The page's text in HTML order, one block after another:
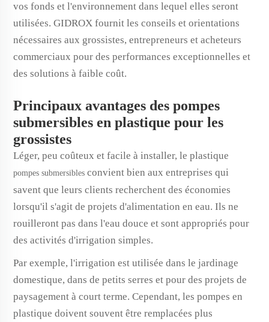
vos fonds et l'environnement dans lequel elles seront
utilisées. GIDROX fournit les conseils et orientations
nécessaires aux grossistes, entrepreneurs et acheteurs
commerciaux pour des performances exceptionnelles et
des solutions à faible coût.
Principaux avantages des pompes
submersibles en plastique pour les
grossistes
Léger, peu coûteux et facile à installer, le plastique
pompes submersibles convient bien aux entreprises qui
savent que leurs clients recherchent des économies
lorsqu'il s'agit de projets d'alimentation en eau. Ils ne
rouilleront pas dans l'eau douce et sont appropriés pour
des activités d'irrigation simples.
Par exemple, l'irrigation est utilisée dans le jardinage
domestique, dans de petits serres et pour des projets de
paysagement à court terme. Cependant, les pompes en
plastique doivent souvent être remplacées plus